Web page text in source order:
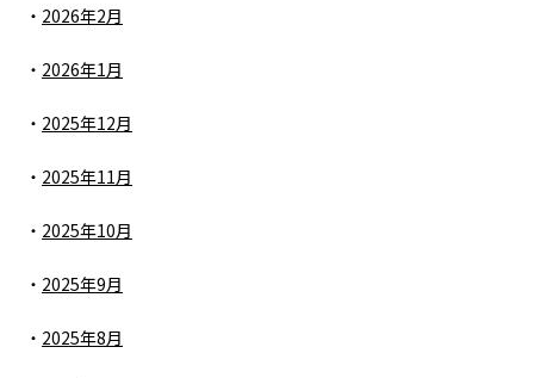
2026年2月
2026年1月
2025年12月
2025年11月
2025年10月
2025年9月
2025年8月